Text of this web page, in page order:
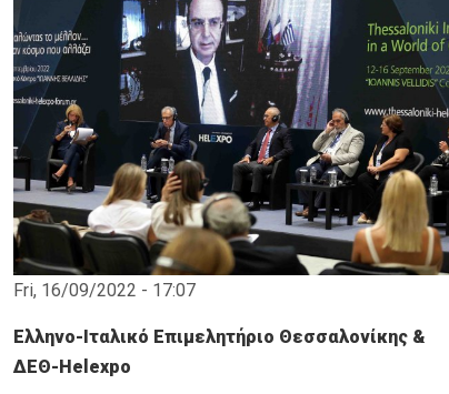
Fri, 16/09/2022 - 17:07
Ελληνο-Ιταλικό Επιμελητήριο Θεσσαλονίκης &
ΔΕΘ-Helexpo